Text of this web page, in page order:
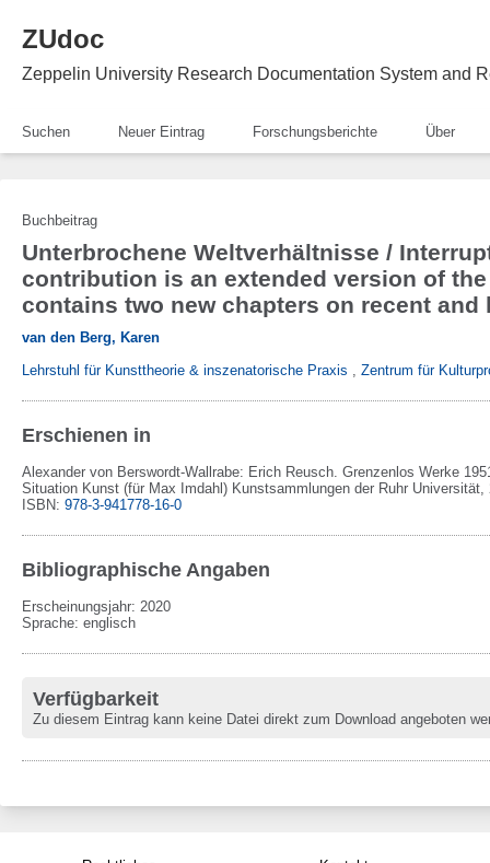
ZUdoc
Zeppelin University Research Documentation System and
Suchen Neuer Eintrag Forschungsberichte Über
Buchbeitrag
Unterbrochene Weltverhältnisse /
contribution is an extended version of
contains two new chapters on recent
van den Berg, Karen
Lehrstuhl für Kunsttheorie & inszenatorische Praxis , Zentrum für
Erschienen in
Alexander von Berswordt-Wallrabe: Erich Reusch. Grenzenlos Werke
Situation Kunst (für Max Imdahl) Kunstsammlungen der Ruhr Universität,
ISBN: 978-3-941778-16-0
Bibliographische Angaben
Erscheinungsjahr: 2020
Sprache: englisch
Verfügbarkeit
Zu diesem Eintrag kann keine Datei direkt zum Download angeboten